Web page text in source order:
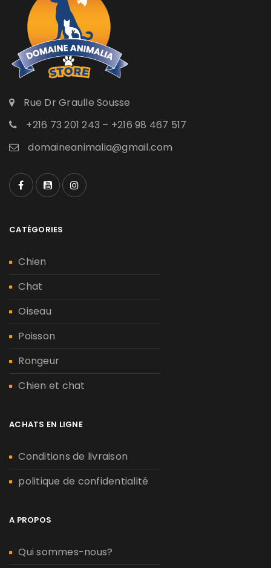
Rue Dr Graulle Sousse
+216 73 201 243 – +216 98 467 517
domaineanimalia@gmail.com
CATÉGORIES
Chien
Chat
Oiseau
Poisson
Rongeur
Chien et chat
ACHATS EN LIGNE
Conditions de livraison
politique de confidentialité
A PROPOS
Qui sommes-nous?